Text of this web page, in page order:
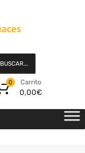
BUSCAR...
Carrito
0,00€
0